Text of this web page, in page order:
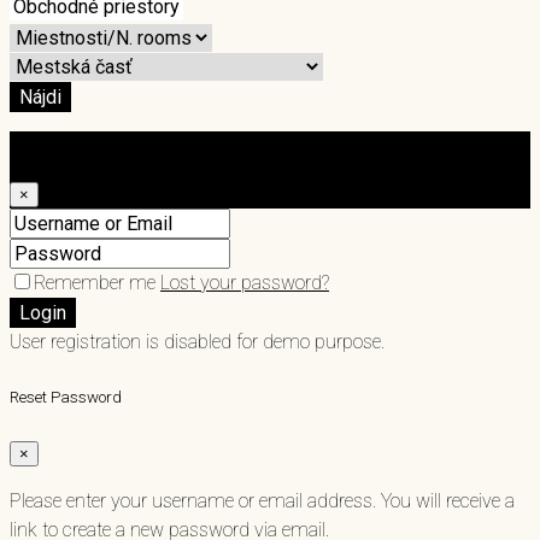
Nájdi
×
Remember me Lost your password?
Login
User registration is disabled for demo purpose.
Reset Password
×
Please enter your username or email address. You will receive a
link to create a new password via email.